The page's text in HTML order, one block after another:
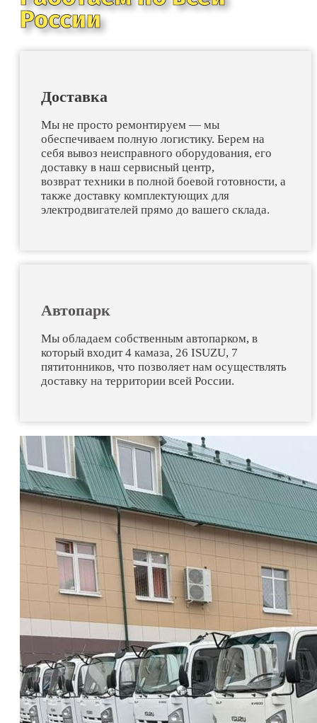
России
Доставка
Мы не просто ремонтируем — мы
обеспечиваем полную логистику. Берем на
себя вывоз неисправного оборудования, его
доставку в наш сервисный центр,
возврат техники в полной боевой готовности, а
также доставку комплектующих для
электродвигателей прямо до вашего склада.
Автопарк
Мы обладаем собственным автопарком, в
который входит 4 камаза, 26 ISUZU, 7
пятитонников, что позволяет нам осуществлять
доставку на территории всей России.